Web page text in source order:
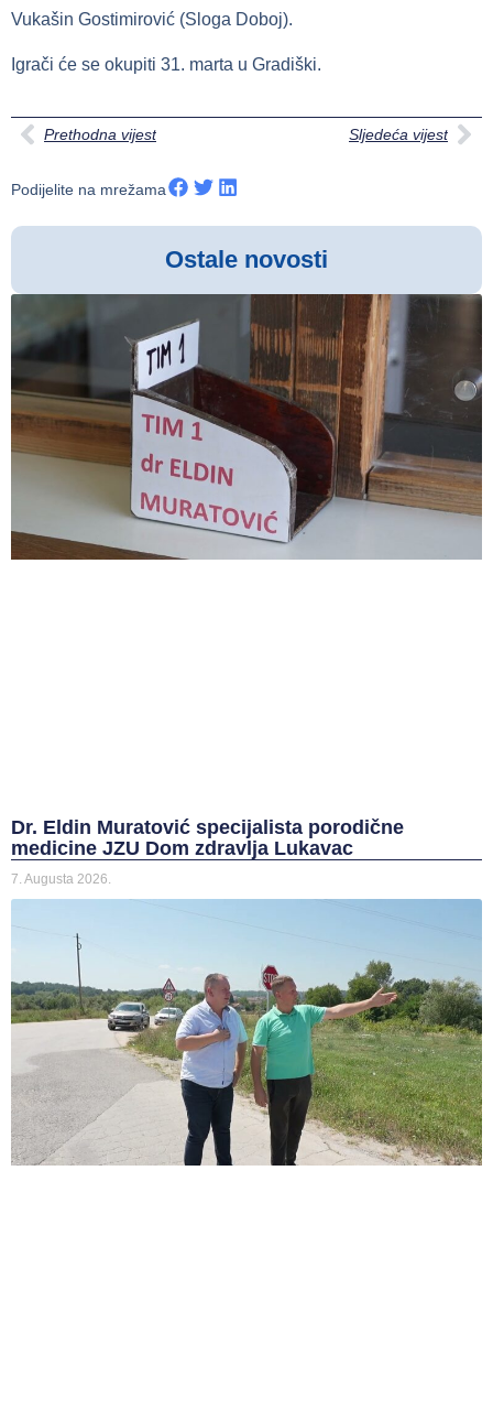
Vukašin Gostimirović (Sloga Doboj).
Igrači će se okupiti 31. marta u Gradiški.
Prethodna vijest Sljedeća vijest
Podijelite na mrežama
Ostale novosti
Dr. Eldin Muratović specijalista porodične
medicine JZU Dom zdravlja Lukavac
7. Augusta 2026.